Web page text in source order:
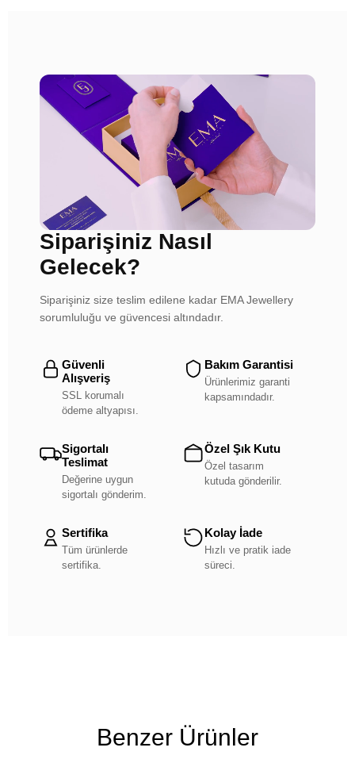
Siparişiniz Nasıl
Gelecek?
Siparişiniz size teslim edilene kadar EMA Jewellery
sorumluluğu ve güvencesi altındadır.
Güvenli
Alışveriş
SSL korumalı
ödeme altyapısı.
Bakım Garantisi
Ürünlerimiz garanti
kapsamındadır.
Sigortalı
Teslimat
Değerine uygun
sigortalı gönderim.
Özel Şık Kutu
Özel tasarım
kutuda gönderilir.
Sertifika
Tüm ürünlerde
sertifika.
Kolay İade
Hızlı ve pratik iade
süreci.
Benzer Ürünler